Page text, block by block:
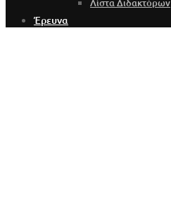
Λίστα Διδακτόρων
Έρευνα